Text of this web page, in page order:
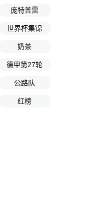
庞特普雷
世界杯集锦
奶茶
德甲第27轮
公路队
红榜